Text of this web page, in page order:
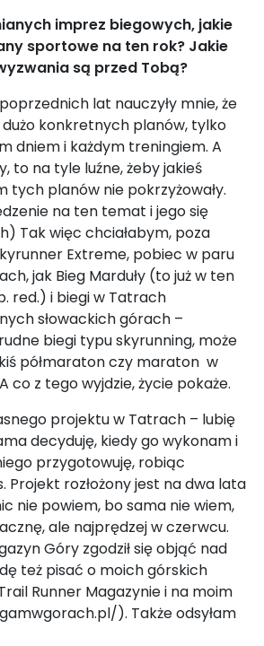
imprez biegowych, jakie
sportowe na ten rok? Jakie
są przed Tobą?
lat nauczyły mnie, że
konkretnych planów, tylko
dniem i każdym treningiem. A
to na tyle luźne, żeby jakieś
tych planów nie pokrzyżowały.
na ten temat i jego się
Tak więc chciałabym, poza
Extreme, pobiec w paru
jak Bieg Marduły (to już w ten
red.) i biegi w Tatrach
słowackich górach –
biegi typu skyrunning, może
półmaraton czy maraton w
co z tego wyjdzie, życie pokaże.
projektu w Tatrach – lubię
decyduję, kiedy go wykonam i
przygotowuję, robiąc
Projekt rozłożony jest na dwa lata
nie powiem, bo sama nie wiem,
ale najprędzej w czerwcu.
Góry zgodził się objąć nad
też pisać o moich górskich
Runner Magazynie i na moim
). Także odsyłam